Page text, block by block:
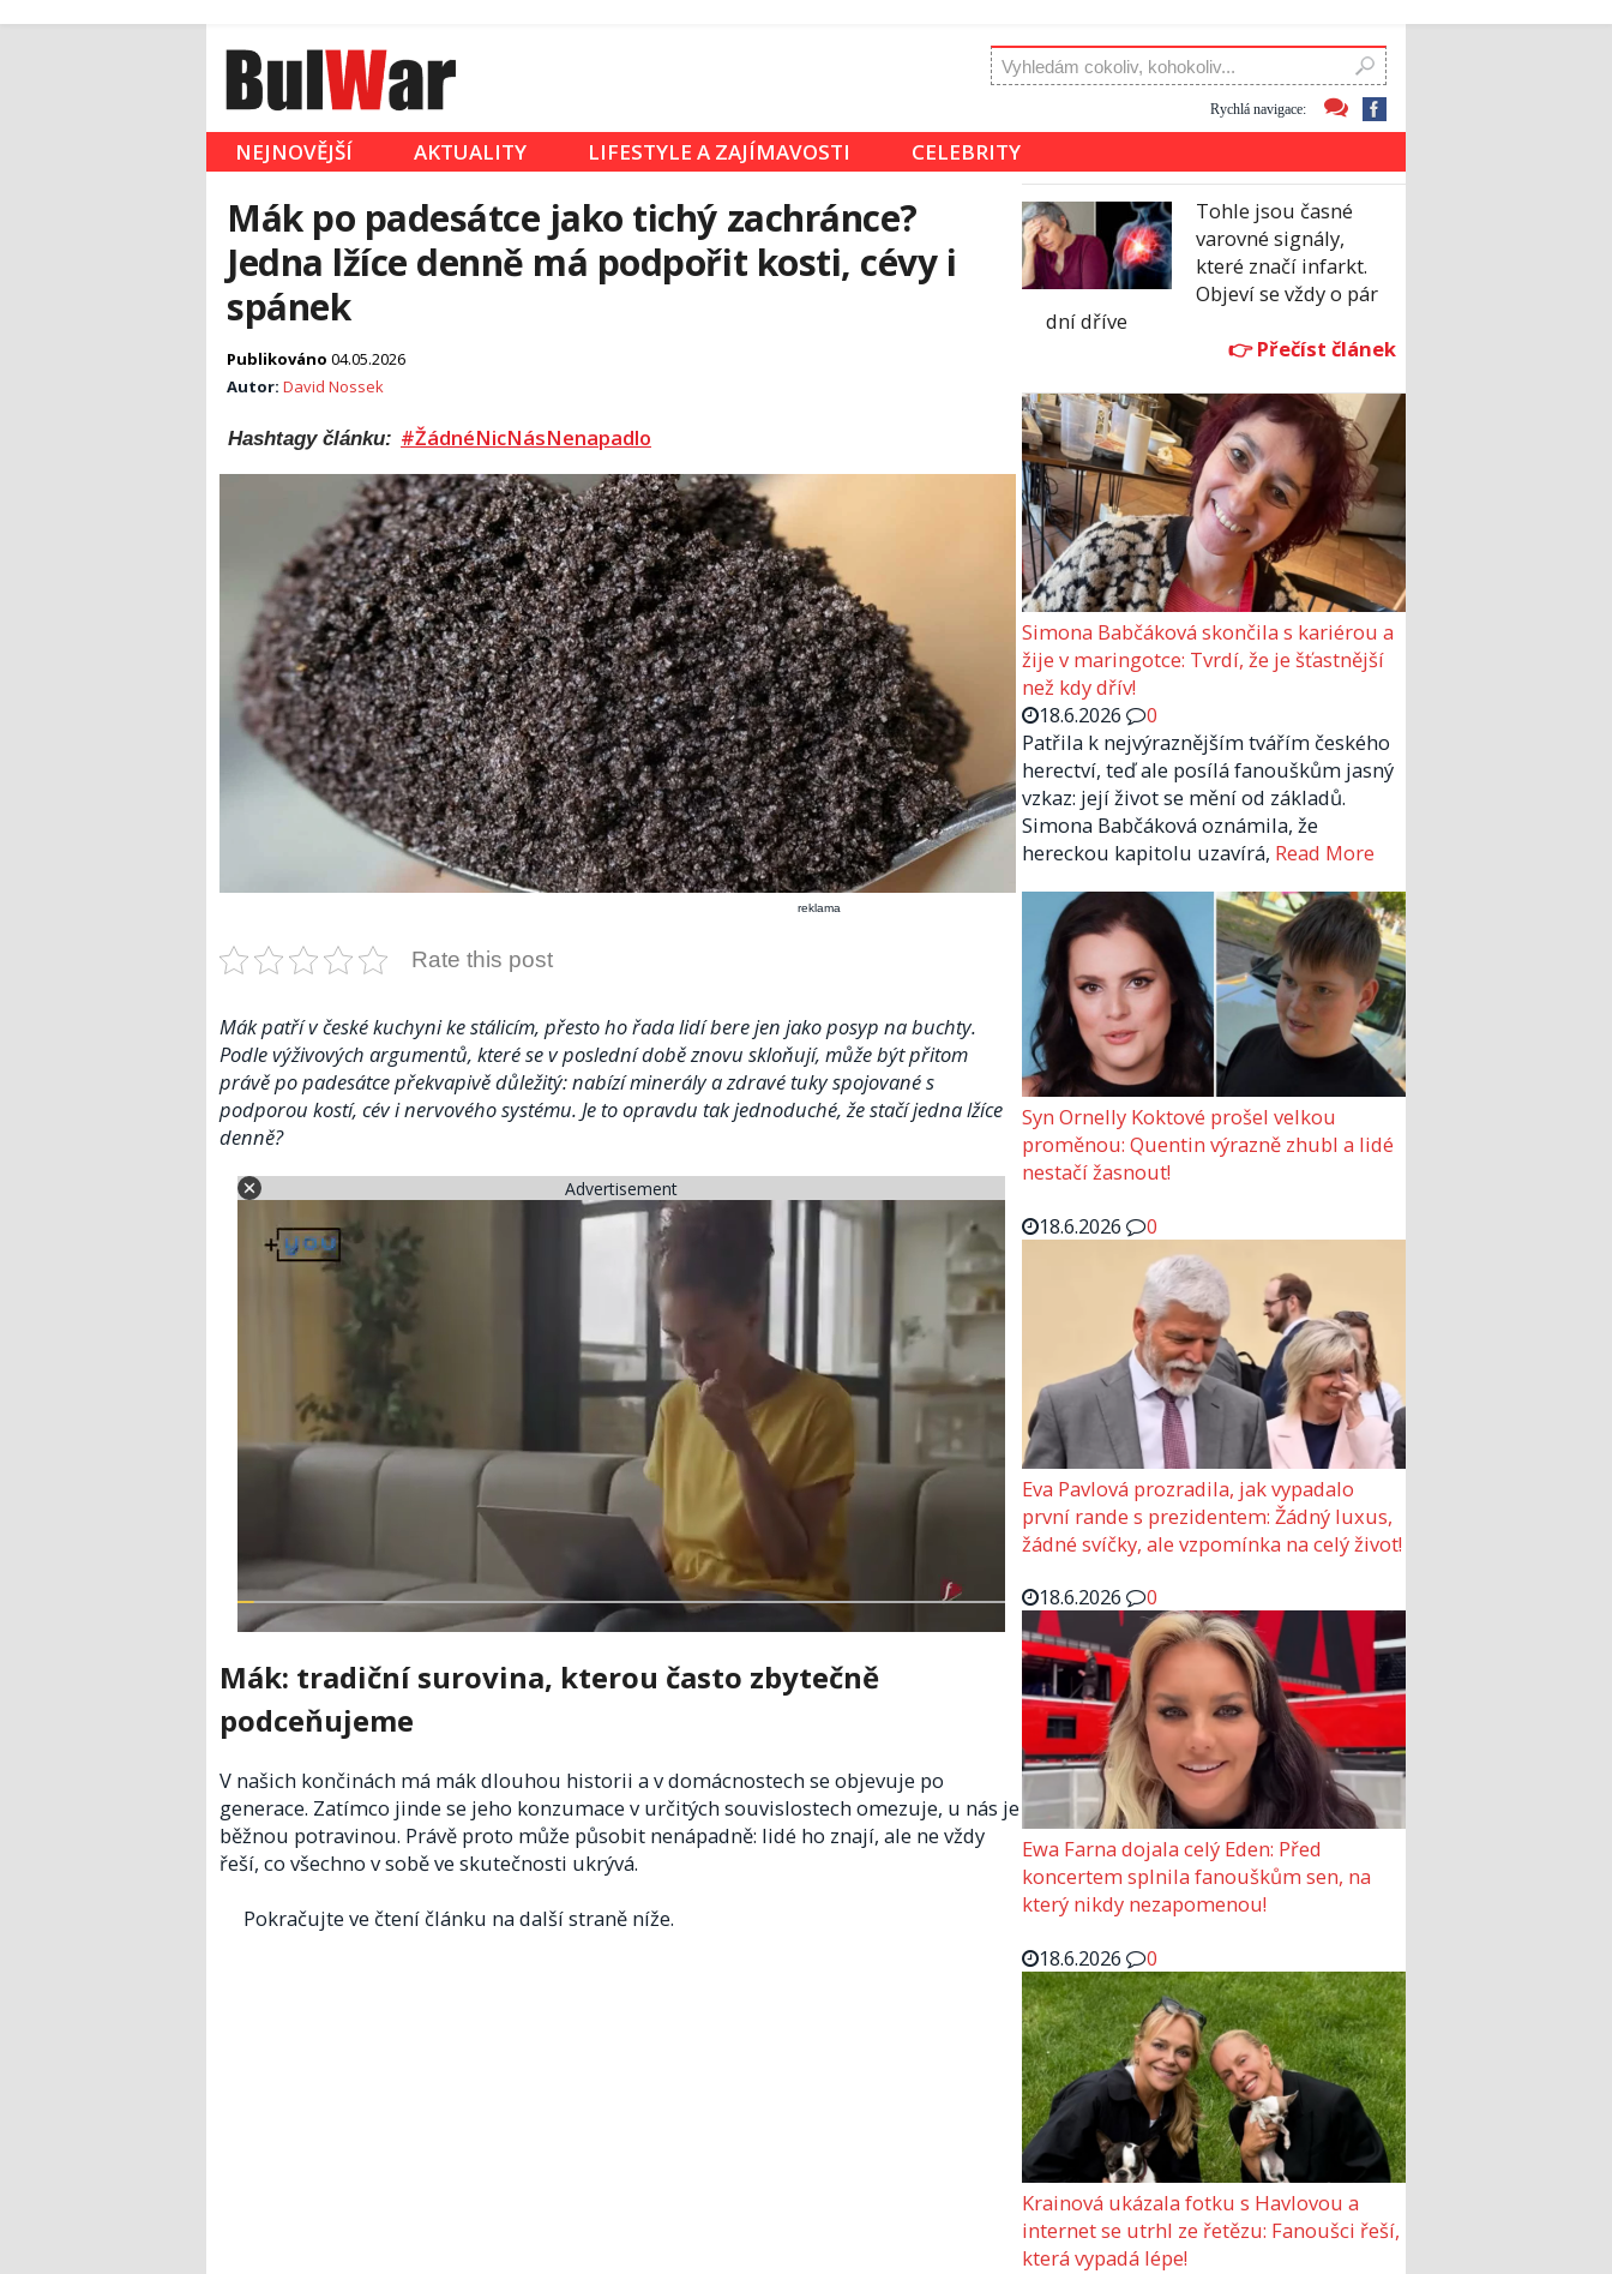
Rychlá navigace:
NEJNOVĚJŠÍ AKTUALITY LIFESTYLE A ZAJÍMAVOSTI CELEBRITY
Mák po padesátce jako tichý zachránce?
Jedna lžíce denně má podpořit kosti, cévy i
spánek
Publikováno 04.05.2026
Autor: David Nossek
Hashtagy článku: #ŽádnéNicNásNenapadlo
reklama
Rate this post
Mák patří v české kuchyni ke stálicím, přesto ho řada lidí bere jen jako posyp na buchty.
Podle výživových argumentů, které se v poslední době znovu skloňují, může být přitom
právě po padesátce překvapivě důležitý: nabízí minerály a zdravé tuky spojované s
podporou kostí, cév i nervového systému. Je to opravdu tak jednoduché, že stačí jedna lžíce
denně?
Advertisement
Mák: tradiční surovina, kterou často zbytečně
podceňujeme
V našich končinách má mák dlouhou historii a v domácnostech se objevuje po
generace. Zatímco jinde se jeho konzumace v určitých souvislostech omezuje, u nás je
běžnou potravinou. Právě proto může působit nenápadně: lidé ho znají, ale ne vždy
řeší, co všechno v sobě ve skutečnosti ukrývá.
Pokračujte ve čtení článku na další straně níže.
Tohle jsou časné
varovné signály,
které značí infarkt.
Objeví se vždy o pár
dní dříve
Simona Babčáková skončila s kariérou a
žije v maringotce: Tvrdí, že je šťastnější
než kdy dřív!
18.6.2026
0
Patřila k nejvýraznějším tvářím českého
herectví, teď ale posílá fanouškům jasný
vzkaz: její život se mění od základů.
Simona Babčáková oznámila, že
hereckou kapitolu uzavírá, Read More
Syn Ornelly Koktové prošel velkou
proměnou: Quentin výrazně zhubl a lidé
nestačí žasnout!
18.6.2026
0
Eva Pavlová prozradila, jak vypadalo
první rande s prezidentem: Žádný luxus,
žádné svíčky, ale vzpomínka na celý život!
18.6.2026
0
Ewa Farna dojala celý Eden: Před
koncertem splnila fanouškům sen, na
který nikdy nezapomenou!
18.6.2026
0
Krainová ukázala fotku s Havlovou a
internet se utrhl ze řetězu: Fanoušci řeší,
která vypadá lépe!